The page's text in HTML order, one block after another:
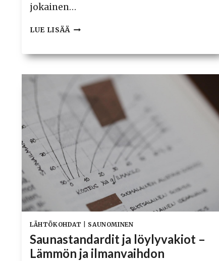
jokainen…
LUE LISÄÄ MITEN
SAUNAN
LÄHTÖKOHDAT SAUNOMINEN
Saunastandardit ja löylyvakiot –
Lämmön ja ilmanvaihdon